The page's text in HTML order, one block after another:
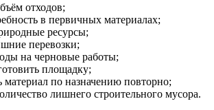
отходов;
в первичных материалах;
ресурсы;
перевозки;
на черновые работы;
площадку;
материал по назначению повторно;
лишнего строительного мусора.